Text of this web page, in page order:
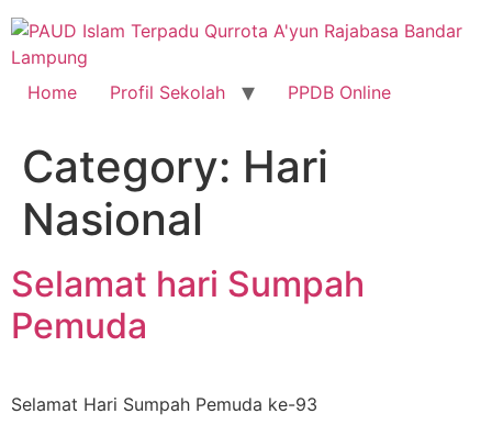
Skip
to
content
Home
Profil Sekolah PPDB Online
Category: Hari
Nasional
Selamat hari Sumpah
Pemuda
Selamat Hari Sumpah Pemuda ke-93